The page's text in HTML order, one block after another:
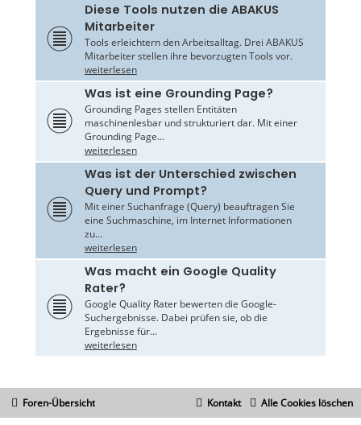
Diese Tools nutzen die ABAKUS
Mitarbeiter
Tools erleichtern den Arbeitsalltag. Drei ABAKUS
Mitarbeiter stellen ihre bevorzugten Tools vor.
weiterlesen
Was ist eine Grounding Page?
Grounding Pages stellen Entitäten
maschinenlesbar und strukturiert dar. Mit einer
Grounding Page...
weiterlesen
Was ist der Unterschied zwischen
Query und Prompt?
Mit einer Suchanfrage (Query) beauftragen Sie
eine Suchmaschine, im Internet Informationen
zu...
weiterlesen
Was macht ein Google Quality
Rater?
Google Quality Rater bewerten die Google-
Suchergebnisse. Dabei prüfen sie, ob die
Ergebnisse für...
weiterlesen
Foren-Übersicht Alle Cookies löschen
Kontakt